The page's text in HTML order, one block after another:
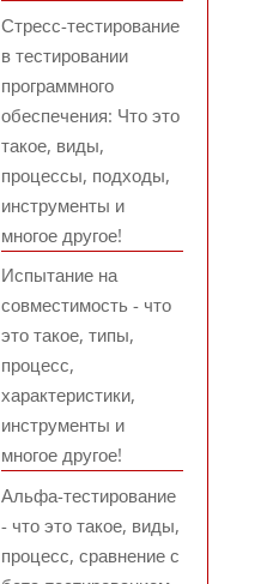
Стресс-тестирование
в тестировании
программного
обеспечения: Что это
такое, виды,
процессы, подходы,
инструменты и
многое другое!
Испытание на
совместимость - что
это такое, типы,
процесс,
характеристики,
инструменты и
многое другое!
Альфа-тестирование
- что это такое, виды,
процесс, сравнение с